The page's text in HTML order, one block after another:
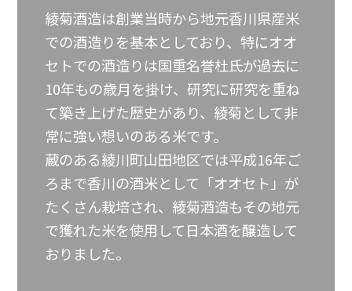
綾菊酒造は創業当時から地元香川県産米
での酒造りを基本としており、特にオオ
セトでの酒造りは国重名誉杜氏が過去に
10年もの歳月を掛け、研究に研究を重ね
て築き上げた歴史があり、綾菊として非
常に強い想いのある米です。
蔵のある綾川町山田地区では平成16年ご
ろまで香川の酒米として「オオセト」が
たくさん栽培され、綾菊酒造もその地元
で獲れた米を使用して日本酒を醸造して
おりました。